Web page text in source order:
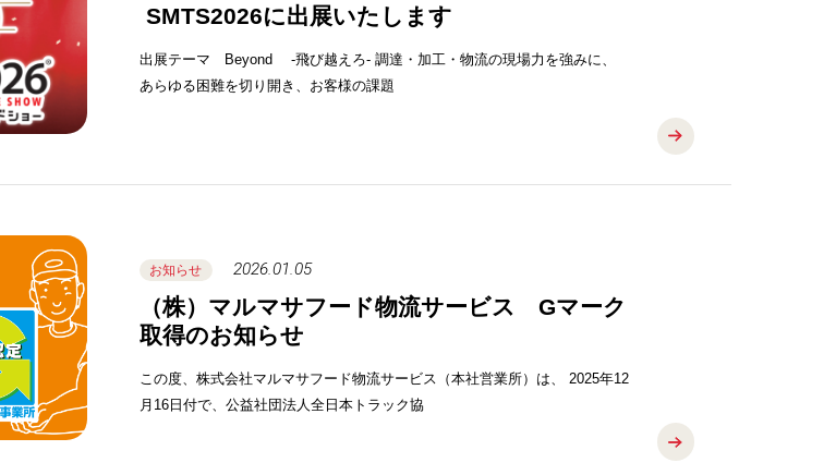
SMTS2026に出展いたします
出展テーマ Beyond -飛び越えろ- 調達・加工・物流の現場力を強みに、
あらゆる困難を切り開き、お客様の課題
お知らせ 2026.01.05
（株）マルマサフード物流サービス Gマーク
取得のお知らせ
この度、株式会社マルマサフード物流サービス（本社営業所）は、 2025年12
月16日付で、公益社団法人全日本トラック協